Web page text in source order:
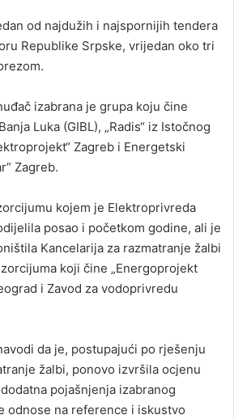
od najdužih i najspornijih tendera
Republike Srpske, vrijedan oko tri
izabrana je grupa koju čine
Luka (GIBL), „Radis“ iz Istočnog
Zagreb i Energetski
Zagreb.
kojem je Elektroprivreda
posao i početkom godine, ali je
Kancelarija za razmatranje žalbi
koji čine „Energoprojekt
i Zavod za vodoprivredu
da je, postupajući po rješenju
žalbi, ponovo izvršila ocjenu
pojašnjenja izabranog
odnose na reference i iskustvo